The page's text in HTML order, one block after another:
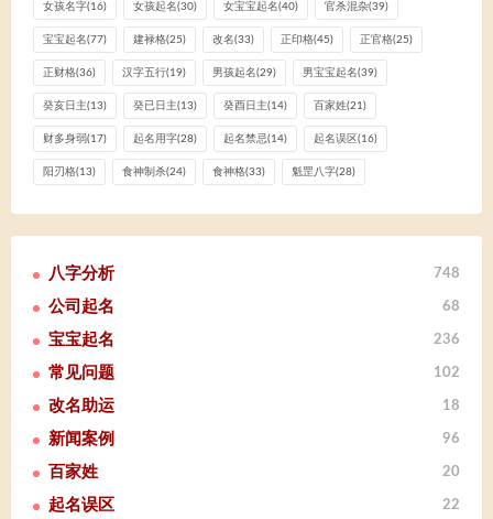
女孩名字(16) 女孩起名(30) 女宝宝起名(40) 官杀混杂(39)
宝宝起名(77) 建禄格(25) 改名(33) 正印格(45) 正官格(25)
正财格(36) 汉字五行(19) 男孩起名(29) 男宝宝起名(39)
癸亥日主(13) 癸已日主(13) 癸酉日主(14) 百家姓(21)
财多身弱(17) 起名用字(28) 起名禁忌(14) 起名误区(16)
阳刃格(13) 食神制杀(24) 食神格(33) 魁罡八字(28)
八字分析 748
公司起名 68
宝宝起名 236
常见问题 102
改名助运 18
新闻案例 96
百家姓 20
起名误区 22